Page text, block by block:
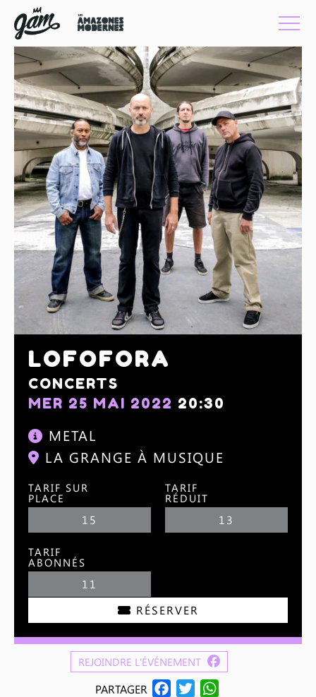
LOFOFORA
CONCERTS
MER 25 MAI 2022 20:30
METAL
LA GRANGE À MUSIQUE
TARIF SUR
PLACE
15
TARIF
RÉDUIT
13
TARIF
ABONNÉS
11
RÉSERVER
REJOINDRE L'ÉVÉNEMENT
PARTAGER